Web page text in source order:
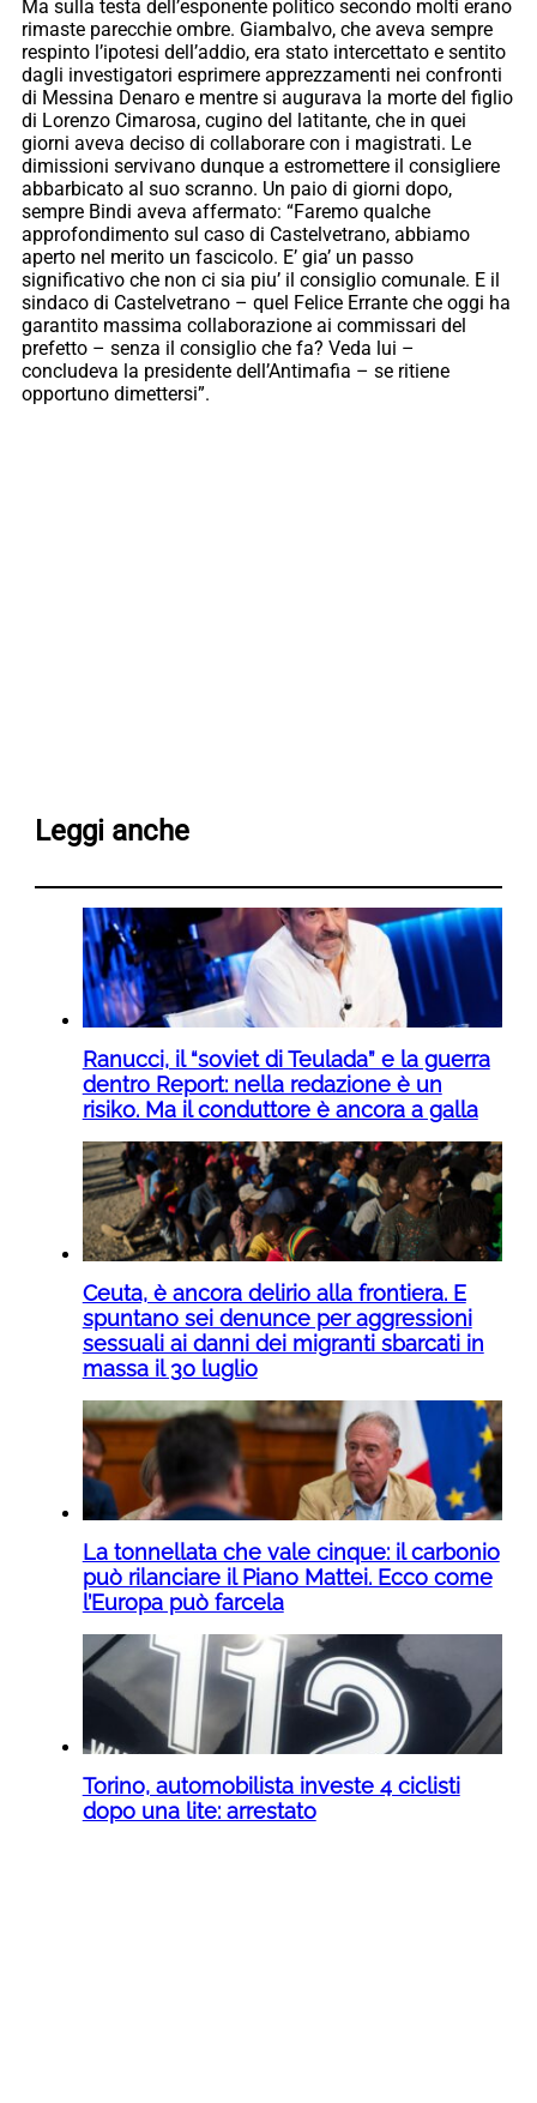
Ma sulla testa dell’esponente politico secondo molti erano
rimaste parecchie ombre. Giambalvo, che aveva sempre
respinto l’ipotesi dell’addio, era stato intercettato e sentito
dagli investigatori esprimere apprezzamenti nei confronti
di Messina Denaro e mentre si augurava la morte del figlio
di Lorenzo Cimarosa, cugino del latitante, che in quei
giorni aveva deciso di collaborare con i magistrati. Le
dimissioni servivano dunque a estromettere il consigliere
abbarbicato al suo scranno. Un paio di giorni dopo,
sempre Bindi aveva affermato: “Faremo qualche
approfondimento sul caso di Castelvetrano, abbiamo
aperto nel merito un fascicolo. E’ gia’ un passo
significativo che non ci sia piu’ il consiglio comunale. E il
sindaco di Castelvetrano – quel Felice Errante che oggi ha
garantito massima collaborazione ai commissari del
prefetto – senza il consiglio che fa? Veda lui –
concludeva la presidente dell’Antimafia – se ritiene
opportuno dimettersi”.
Leggi anche
Ranucci, il “soviet di Teulada” e la guerra
dentro Report: nella redazione è un
risiko. Ma il conduttore è ancora a galla
Ceuta, è ancora delirio alla frontiera. E
spuntano sei denunce per aggressioni
sessuali ai danni dei migranti sbarcati in
massa il 30 luglio
La tonnellata che vale cinque: il carbonio
può rilanciare il Piano Mattei. Ecco come
l’Europa può farcela
Torino, automobilista investe 4 ciclisti
dopo una lite: arrestato